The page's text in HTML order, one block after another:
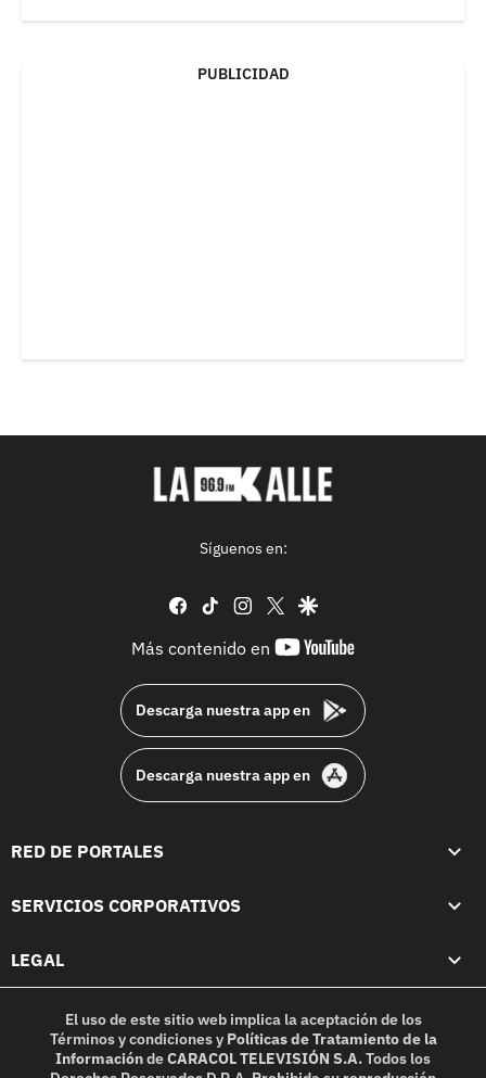
PUBLICIDAD
Síguenos en:
facebook
tiktok instagram
twittergoogle
Más contenido en
youtube-
Descarga nuestra app en
Descarga nuestra app en
RED DE PORTALES
SERVICIOS CORPORATIVOS
LEGAL
El uso de este sitio web implica la aceptación de los
Términos y condicionesy Políticas de Tratamiento de la
InformacióndeCARACOL TELEVISIÓN S.A.Todos los